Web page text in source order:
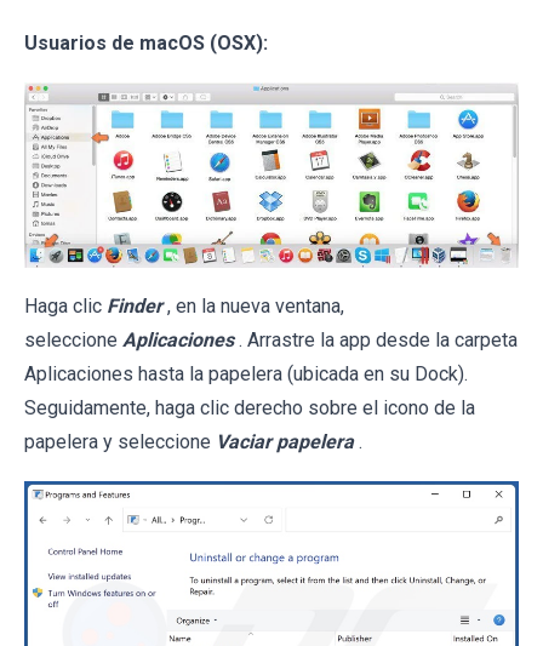
Usuarios de macOS (OSX):
Haga clic Finder , en la nueva ventana,
seleccione Aplicaciones . Arrastre la app desde la carpeta
Aplicaciones hasta la papelera (ubicada en su Dock).
Seguidamente, haga clic derecho sobre el icono de la
papelera y seleccione Vaciar papelera .